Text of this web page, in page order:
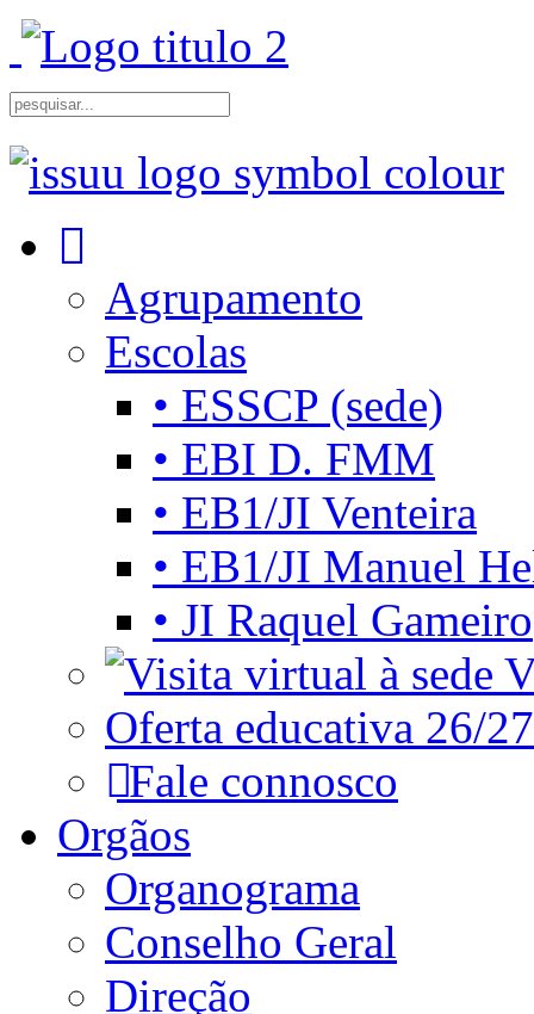
Agrupamento
Escolas
• ESSCP (sede)
• EBI D. FMM
• EB1/JI Venteira
• EB1/JI Manuel
• JI Raquel Gameiro
Oferta educativa 26/27
Fale connosco
Orgãos
Organograma
Conselho Geral
Direção